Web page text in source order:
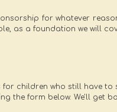
for whatever
as a foundation we will
for children who still have
the form below. We'll get